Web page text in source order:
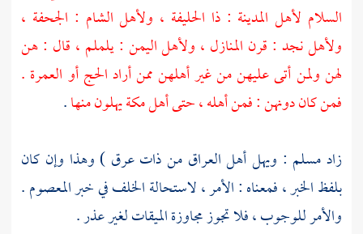
السلام لأهل المدينة :ذا الحليفة ، ولأهل الشام : الجحفة ،
ولأهلنجد : قرن المنازل ، ولأهلاليمن :يلملم ، قال : هن
لهن ولمن أتى عليهن من غير أهلهن ممن أراد الحج أو العمرة .
فمن كان دونهن : فمن أهله ، حتى أهلمكةيهلون منها.
زادمسلم : ويهلأهلالعراق منذات عرق ) وهذا وإن كان
بلفظ الخبر ، فمعناه : الأمر ، لاستحالة الخلف في خبر المعصوم .
والأمر للوجوب ، فلا تجوز مجاوزة الميقات لغير عذر .